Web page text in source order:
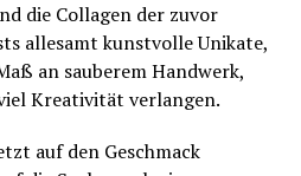
die Collagen der zuvor
allesamt kunstvolle Unikate,
an sauberem Handwerk,
Kreativität verlangen.
auf den Geschmack